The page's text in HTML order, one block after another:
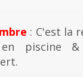
: C'est la
piscine